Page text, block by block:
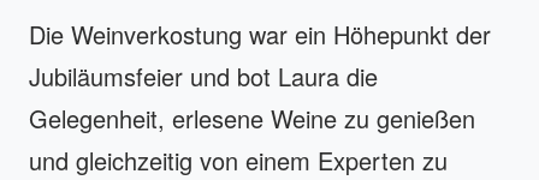
Die Weinverkostung war ein Höhepunkt der
Jubiläumsfeier und bot Laura die
Gelegenheit, erlesene Weine zu genießen
und gleichzeitig von einem Experten zu